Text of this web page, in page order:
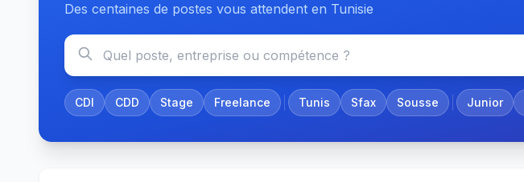
Des centaines de postes vous attendent en Tunisie
CDI CDD Stage Freelance Tunis Sfax Sousse Junior